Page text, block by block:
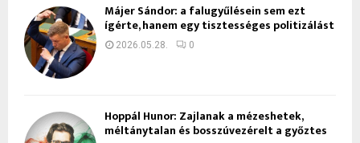
Májer Sándor: a falugyűlésein sem ezt
ígérte, hanem egy tisztességes politizálást
2026.05.28. 0
Hoppál Hunor: Zajlanak a mézeshetek,
méltánytalan és bosszúvezérelt a győztes